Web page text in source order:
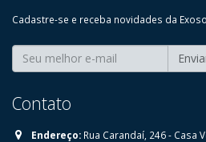
Cadastre-se e receba novidades da
Contato
Endereço: ⁠Rua Carandaí, 246 - Casa